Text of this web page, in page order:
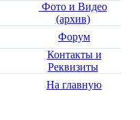
Фото и Видео
(архив)
Форум
Контакты и
Реквизиты
На главную